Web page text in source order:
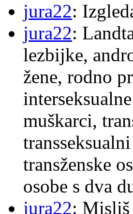
jura22:
jura22:
lezbijke,
žene, rodno
muškarci,
transženske
osobe s dva
jura22: Misliš